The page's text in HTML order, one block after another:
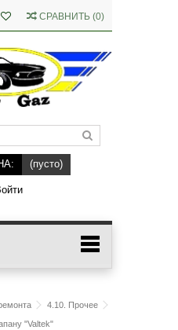
СРАВНИТЬ (0)
(пусто)
4.10. Прочее
"Valtek"